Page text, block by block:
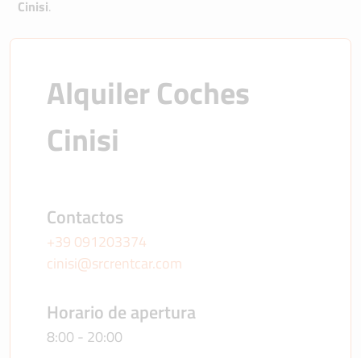
Cinisi.
Alquiler Coches
Cinisi
Contactos
+39 091203374
cinisi@srcrentcar.com
Horario de apertura
8:00 - 20:00